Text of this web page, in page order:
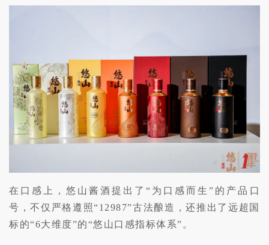
在口感上，悠山酱酒提出了“为口感而生”的产品口
号，不仅严格遵照“12987”古法酿造，还推出了远超国
标的“6大维度”的“悠山口感指标体系” 。